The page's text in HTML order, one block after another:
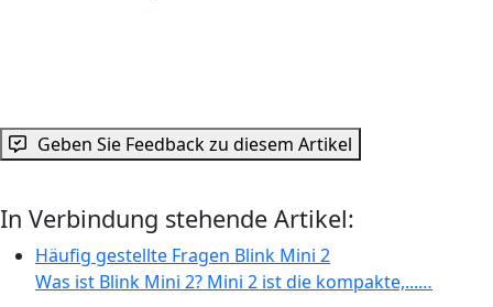
Geben Sie Feedback zu diesem Artikel
In Verbindung stehende Artikel:
Häufig gestellte Fragen Blink Mini 2
Was ist Blink Mini 2? Mini 2 ist die kompakte,...…